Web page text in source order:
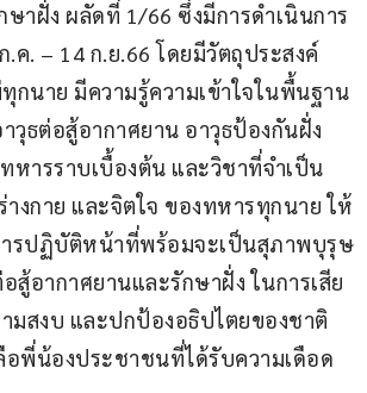
ษาฝั่ง ผลัดที่ 1/66 ซึ่งมีการดำเนินการ
ค. – 14 ก.ย.66 โดยมีวัตถุประสงค์
กนาย มีความรู้ความเข้าใจในพื้นฐาน
วุธต่อสู้อากาศยาน อาวุธป้องกันฝั่ง
หารราบเบื้องต้น และวิชาที่จำเป็น
างกาย และจิตใจ ของทหารทุกนาย ให้
รปฏิบัติหน้าที่พร้อมจะเป็นสุภาพบุรุษ
สู้อากาศยานและรักษาฝั่ง ในการเสีย
มสงบ และปกป้องอธิปไตยของชาติ
อพี่น้องประชาชนที่ได้รับความเดือด